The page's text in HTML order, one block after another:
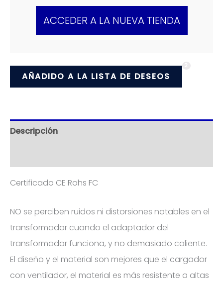
ACCEDER A LA NUEVA TIENDA
AÑADIDO A LA LISTA DE DESEOS
Descripción
Certificado CE Rohs FC
NO se perciben ruidos ni distorsiones notables en el
transformador cuando el adaptador del
transformador funciona, y no demasiado caliente.
El diseño y el material son mejores que el cargador
con ventilador, el material es más resistente a altas